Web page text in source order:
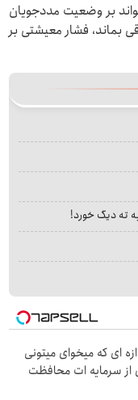
بر وضعیت مددجویان
بماند، فشار معیشتی بر
به ته دیگ خورد!
ای که میخوای میتونی
از سرمایه ات محافظت